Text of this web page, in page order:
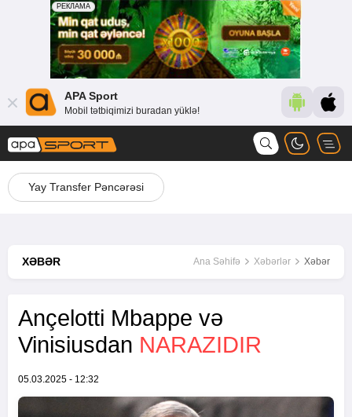
APA Sport
Mobil tətbiqimizi buradan yüklə!
Yay Transfer Pəncərəsi
XƏBƏR Ana Səhifə Xəbərlər Xəbər
Ançelotti Mbappe və
Vinisiusdan NARAZIDIR
05.03.2025 - 12:32